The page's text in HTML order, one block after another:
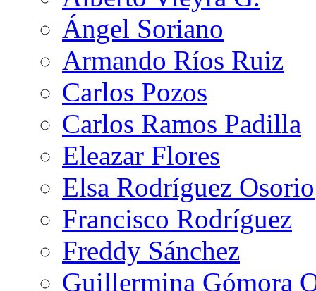
Ángel Soriano
Armando Ríos Ruiz
Carlos Pozos
Carlos Ramos Padilla
Eleazar Flores
Elsa Rodríguez Osorio
Francisco Rodríguez
Freddy Sánchez
Guillermina Gómora